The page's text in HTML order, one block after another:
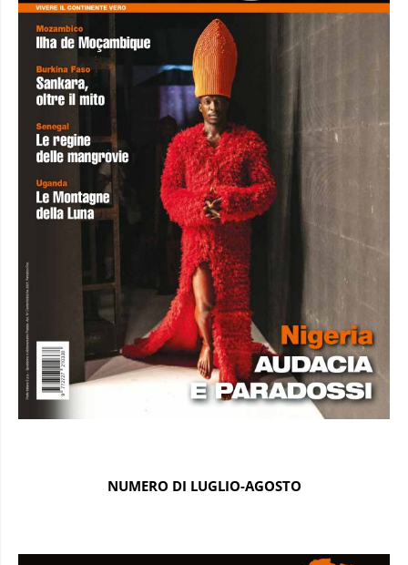
NUMERO DI LUGLIO-AGOSTO